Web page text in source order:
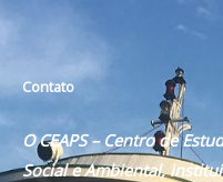
Contato
O CEAPS – Centro de
Social e Ambiental,